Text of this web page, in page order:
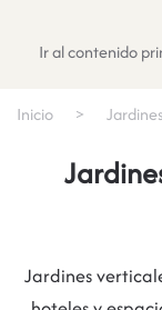
Ir al contenido
Inicio
Jardines